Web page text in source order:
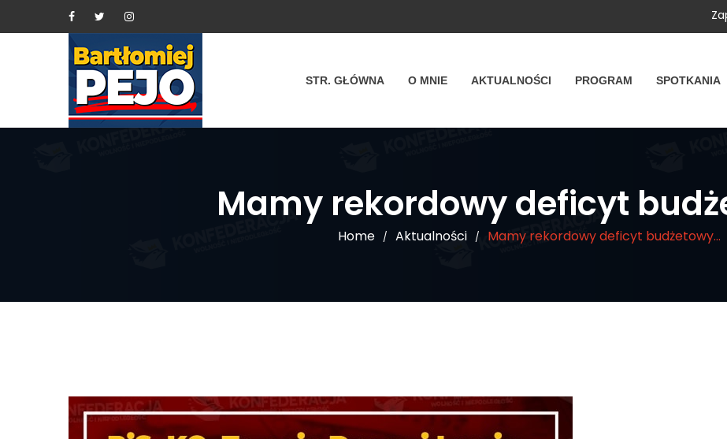
STR. GŁÓWNA O MNIE AKTUALNOŚCI PROGRAM SPOTKANIA
Mamy rekordowy deficyt
Home / Aktualności / Mamy rekordowy deficyt budżetowy…